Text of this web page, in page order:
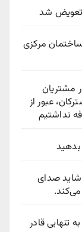
مرکزی
مشتریان
عبور از
نداشتیم
بدهید
شاید صدای
تنهایی قادر